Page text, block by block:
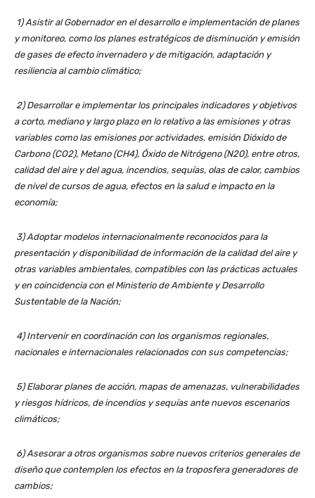
1) Asistir al Gobernador en el desarrollo e implementación de planes
y monitoreo, como los planes estratégicos de disminución y emisión
de gases de efecto invernadero y de mitigación, adaptación y
resiliencia al cambio climático;
2) Desarrollar e implementar los principales indicadores y objetivos
a corto, mediano y largo plazo en lo relativo a las emisiones y otras
variables como las emisiones por actividades, emisión Dióxido de
Carbono (CO2), Metano (CH4), Óxido de Nitrógeno (N20), entre otros,
calidad del aire y del agua, incendios, sequías, olas de calor, cambios
de nivel de cursos de agua, efectos en la salud e impacto en la
economía;
3) Adoptar modelos internacionalmente reconocidos para la
presentación y disponibilidad de información de la calidad del aire y
otras variables ambientales, compatibles con las prácticas actuales
y en coincidencia con el Ministerio de Ambiente y Desarrollo
Sustentable de la Nación;
4) Intervenir en coordinación con los organismos regionales,
nacionales e internacionales relacionados con sus competencias;
5) Elaborar planes de acción, mapas de amenazas, vulnerabilidades
y riesgos hídricos, de incendios y sequías ante nuevos escenarios
climáticos;
6) Asesorar a otros organismos sobre nuevos criterios generales de
diseño que contemplen los efectos en la troposfera generadores de
cambios;